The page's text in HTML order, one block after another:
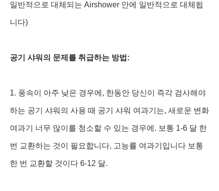
일반적으로 대체되는 Airshower 안에 일반적으로 대체됩
니다)
공기 샤워의 문제를 취급하는 방법:
1. 풍속이 아주 낮은 경우에, 한동안 당신이 즉각 검사해야
하는 공기 샤워의 사용 때 공기 샤워 여과기는, 새로운 변화
여과기 너무 많이를 청소할 수 있는 경우에. 보통 1-6 달 한
번 교환하는 것이 필요합니다, 고능률 여과기입니다 보통
한 번 교환할 것이다 6-12 달.